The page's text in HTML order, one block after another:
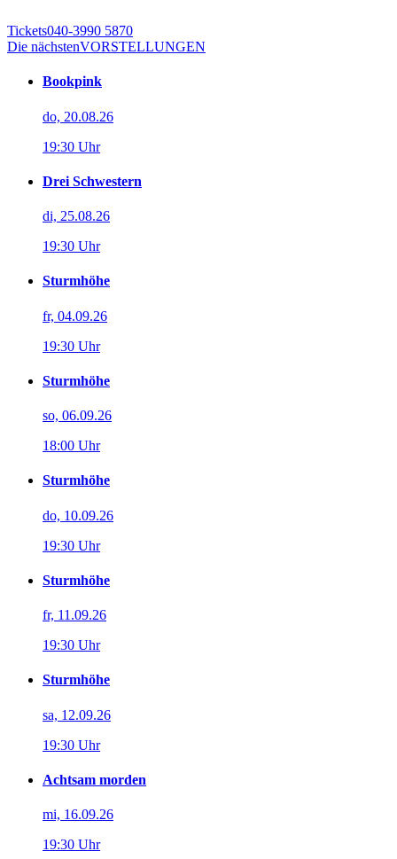
Tickets040-3990 5870
Die nächstenVORSTELLUNGEN
Bookpink
do, 20.08.26
19:30 Uhr
Drei Schwestern
di, 25.08.26
19:30 Uhr
Sturmhöhe
fr, 04.09.26
19:30 Uhr
Sturmhöhe
so, 06.09.26
18:00 Uhr
Sturmhöhe
do, 10.09.26
19:30 Uhr
Sturmhöhe
fr, 11.09.26
19:30 Uhr
Sturmhöhe
sa, 12.09.26
19:30 Uhr
Achtsam morden
mi, 16.09.26
19:30 Uhr